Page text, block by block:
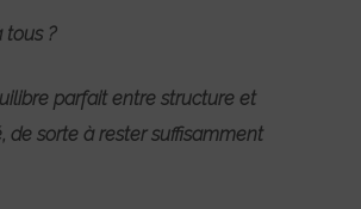
tous ?
parfait entre structure et
de sorte à rester suffisamment